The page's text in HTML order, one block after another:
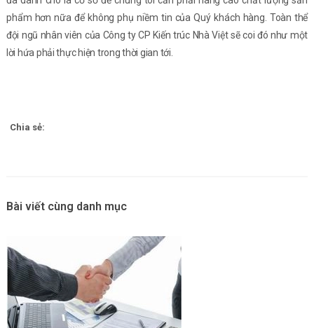
phẩm hơn nữa để không phụ niềm tin của Quý khách hàng. Toàn thể
đội ngũ nhân viên của Công ty CP Kiến trúc Nhà Việt sẽ coi đó như một
lời hứa phải thực hiện trong thời gian tới.
Chia sẻ:
Bài viết cùng danh mục